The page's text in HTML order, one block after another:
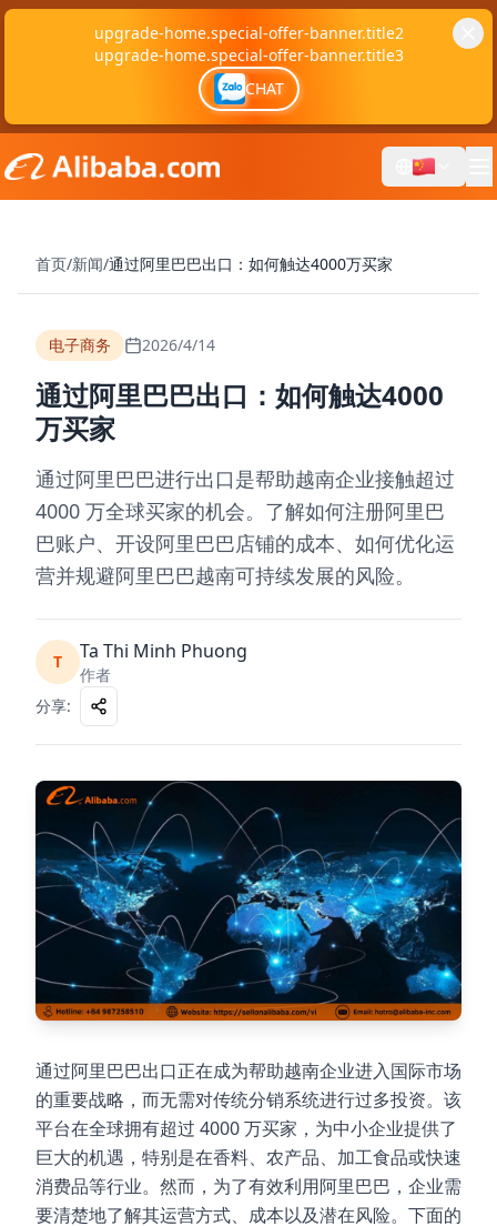
upgrade-home.special-offer-banner.title2
upgrade-home.special-offer-banner.title3
CHAT
首页/新闻/通过阿里巴巴出口：如何触达4000万买家
电子商务 2026/4/14
通过阿里巴巴出口：如何触达4000
万买家
通过阿里巴巴进行出口是帮助越南企业接触超过
4000 万全球买家的机会。了解如何注册阿里巴
巴账户、开设阿里巴巴店铺的成本、如何优化运
营并规避阿里巴巴越南可持续发展的风险。
T Ta Thi Minh Phuong
作者
分享:
通过阿里巴巴出口正在成为帮助越南企业进入国际市场
的重要战略，而无需对传统分销系统进行过多投资。该
平台在全球拥有超过 4000 万买家，为中小企业提供了
巨大的机遇，特别是在香料、农产品、加工食品或快速
消费品等行业。然而，为了有效利用阿里巴巴，企业需
要清楚地了解其运营方式、成本以及潜在风险。下面的